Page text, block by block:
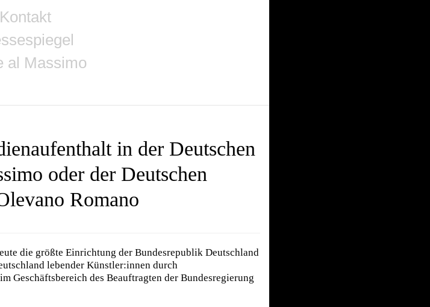
Kontakt
al Massimo
in der Deutschen
oder der Deutschen
Romano
die größte Einrichtung der Bundesrepublik Deutschland
lebender Künstler:innen durch
Geschäftsbereich des Beauftragten der Bundesregierung